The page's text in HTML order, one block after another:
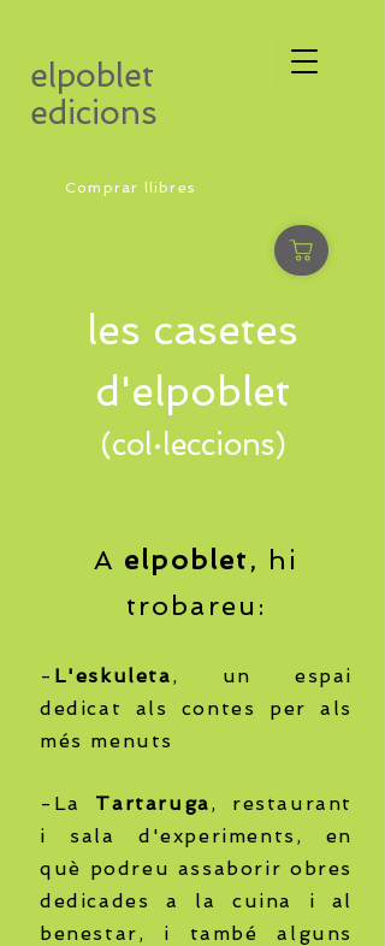
elpoblet
edicions
Comprar llibres
les casetes
d'elpoblet
(col·leccions)
A elpoblet, hi
trobareu:
- L'eskuleta, un espai
dedicat als contes per als
més menuts
-La Tartaruga,
restaurant
i sala d'experiments, en
què podreu assaborir obres
dedicades a la cuina i al
benestar, i també alguns